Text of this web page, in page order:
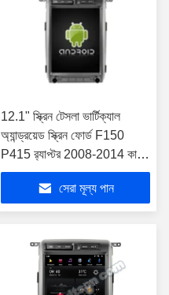
12.1" স্ক্রিন টেসলা ভার্টিক্যাল
অ্যান্ড্রয়েড স্ক্রিন ফোর্ড F150
P415 র‍্যাপ্টর 2008-2014 কার
মাল্টিমিডিয়া স্টেরিও জিপিএস কারপ্লে
সেরা মূল্য পান